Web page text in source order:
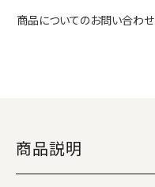
商品についてのお問い合わせ
商品説明